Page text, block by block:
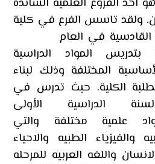
ولقد تاسس الفرع في كلية
القادسية في العام
المواد الدراسية
المختلفة وذلك لبناء
الكلية. حيث تدرس في
الدراسية الأولى
مواد علمية مختلفة والتي
والفيزياء الطبيه والاحياء
واللغه العربيه للمرحله